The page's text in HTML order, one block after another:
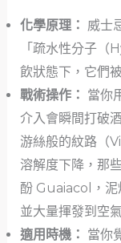
化學原理： 威士
「疏水性分子
飲狀態下，它們
戰術操作： 當你
介入會瞬間打破
游絲般的紋路（
溶解度下降，那
酚 Guaiacol，泥
並大量揮發到空
適用時機： 當你